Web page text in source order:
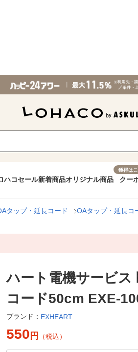
ハコセール新着商品オリジナル商品
獲得は
クー
タップ・延長コード
OAタップ・延長コ
ハート電機サービス
コード50cm EXE-
ブランド： EXHEART
550 円 （税込）